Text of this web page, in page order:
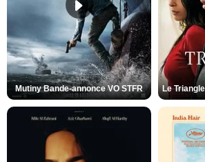
Mutiny Bande-annonce VO STFR Le